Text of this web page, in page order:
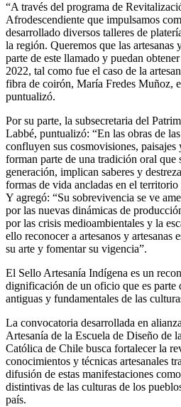
“A través del programa de
Afrodescendiente que impulsamos
desarrollado diversos talleres de
la región. Queremos que las artesanas
parte de este llamado y puedan
2022, tal como fue el caso de la
fibra de coirón, María Fredes Muñoz,
puntualizó.
Por su parte, la subsecretaria del
Labbé, puntualizó: “En las obras de
confluyen sus cosmovisiones,
forman parte de una tradición oral que
generación, implican saberes y
formas de vida ancladas en el
Y agregó: “Su sobrevivencia se ve
por las nuevas dinámicas de
por las crisis medioambientales y la
ello reconocer a artesanos y artesanas
su arte y fomentar su vigencia”.
El Sello Artesanía Indígena es un
dignificación de un oficio que es parte
antiguas y fundamentales de las
La convocatoria desarrollada en
Artesanía de la Escuela de Diseño de
Católica de Chile busca fortalecer la
conocimientos y técnicas artesanales
difusión de estas manifestaciones
distintivas de las culturas de los
país.